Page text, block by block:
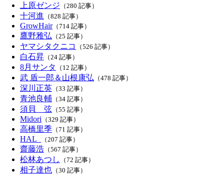
上原ゼンジ （280 記事）
十河進 （828 記事）
GrowHair（714 記事）
鷹野雅弘 （25 記事）
ヤマシタクニコ （526 記事）
白石昇 （24 記事）
8月サンタ （12 記事）
武 盾一郎＆山根康弘 （478 記事）
深川正英 （33 記事）
青池良輔 （34 記事）
須貝 弦 （55 記事）
Midori （329 記事）
高橋里季 （71 記事）
HAL_ （207 記事）
齋藤浩 （567 記事）
松林あつし （72 記事）
相子達也 （30 記事）